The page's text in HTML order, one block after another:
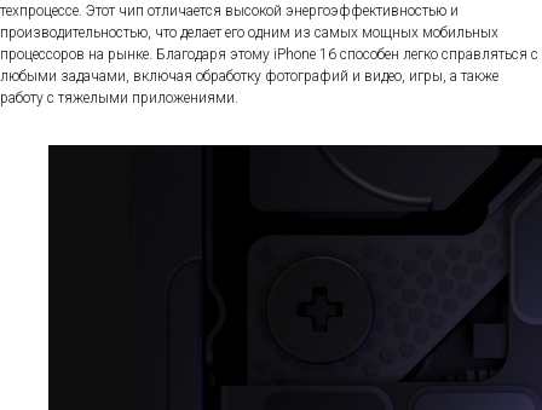
техпроцессе. Этот чип отличается высокой энергоэффективностью и
производительностью, что делает его одним из самых мощных мобильных
процессоров на рынке. Благодаря этому iPhone 16 способен легко справляться с
любыми задачами, включая обработку фотографий и видео, игры, а также
работу с тяжелыми приложениями.